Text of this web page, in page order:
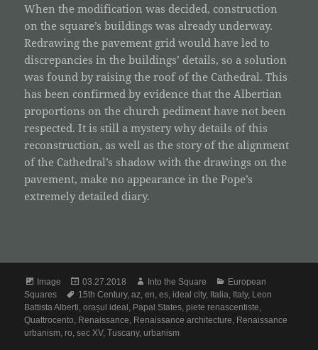
When the modification was decided, construction
on the square’s buildings was already underway.
Redrawing the pavement grid would have led to
discrepancies in the buildings’ details, so a solution
was found by raising the roof of the Cathedral. This
has been confirmed by evidence that the Albertian
proportions on the church pediment have not been
respected. It is still a mystery why details of this
reconstruction, as well as the story of the alignment
of the Cathedral’s shadow with the drawings on the
pavement, make no appearance in the Pope’s
extremely detailed diary.
Format
Image
Posted
on
03.27.2018 Author
Into the Square Categories
European
Squares
Tags
15th Century,az ,en ,es ideal city, Italia Italy, Leon
Battista Alberti ,orașul ideal Papal States piete renascentiste
Quattrocento Renaissance Renaissance architecture Renaissance
urbanism ro ,sec XV,Tuscany,urbanism